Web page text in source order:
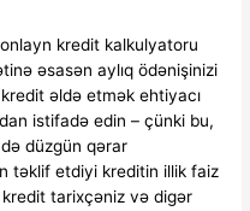
kredit kalkulyatoru
əsasən aylıq ödənişinizi
əldə etmək ehtiyacı
istifadə edin – çünki bu,
düzgün qərar
təklif etdiyi kreditin illik faiz
kredit tarixçəniz və digər